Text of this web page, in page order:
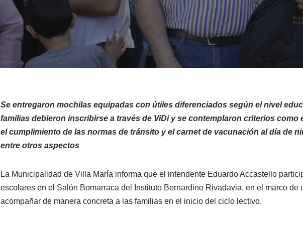
Se entregaron mochilas equipadas con útiles diferenciados según el nivel
familias debieron inscribirse a través de ViDi y se contemplaron criterios como
el cumplimiento de las normas de tránsito y el carnet de vacunación al día de
entre otros aspectos
La Municipalidad de Villa María informa que el intendente Eduardo Accastello
escolares en el Salón Bomarraca del Instituto Bernardino Rivadavia, en el marco de
acompañar de manera concreta a las familias en el inicio del ciclo lectivo.